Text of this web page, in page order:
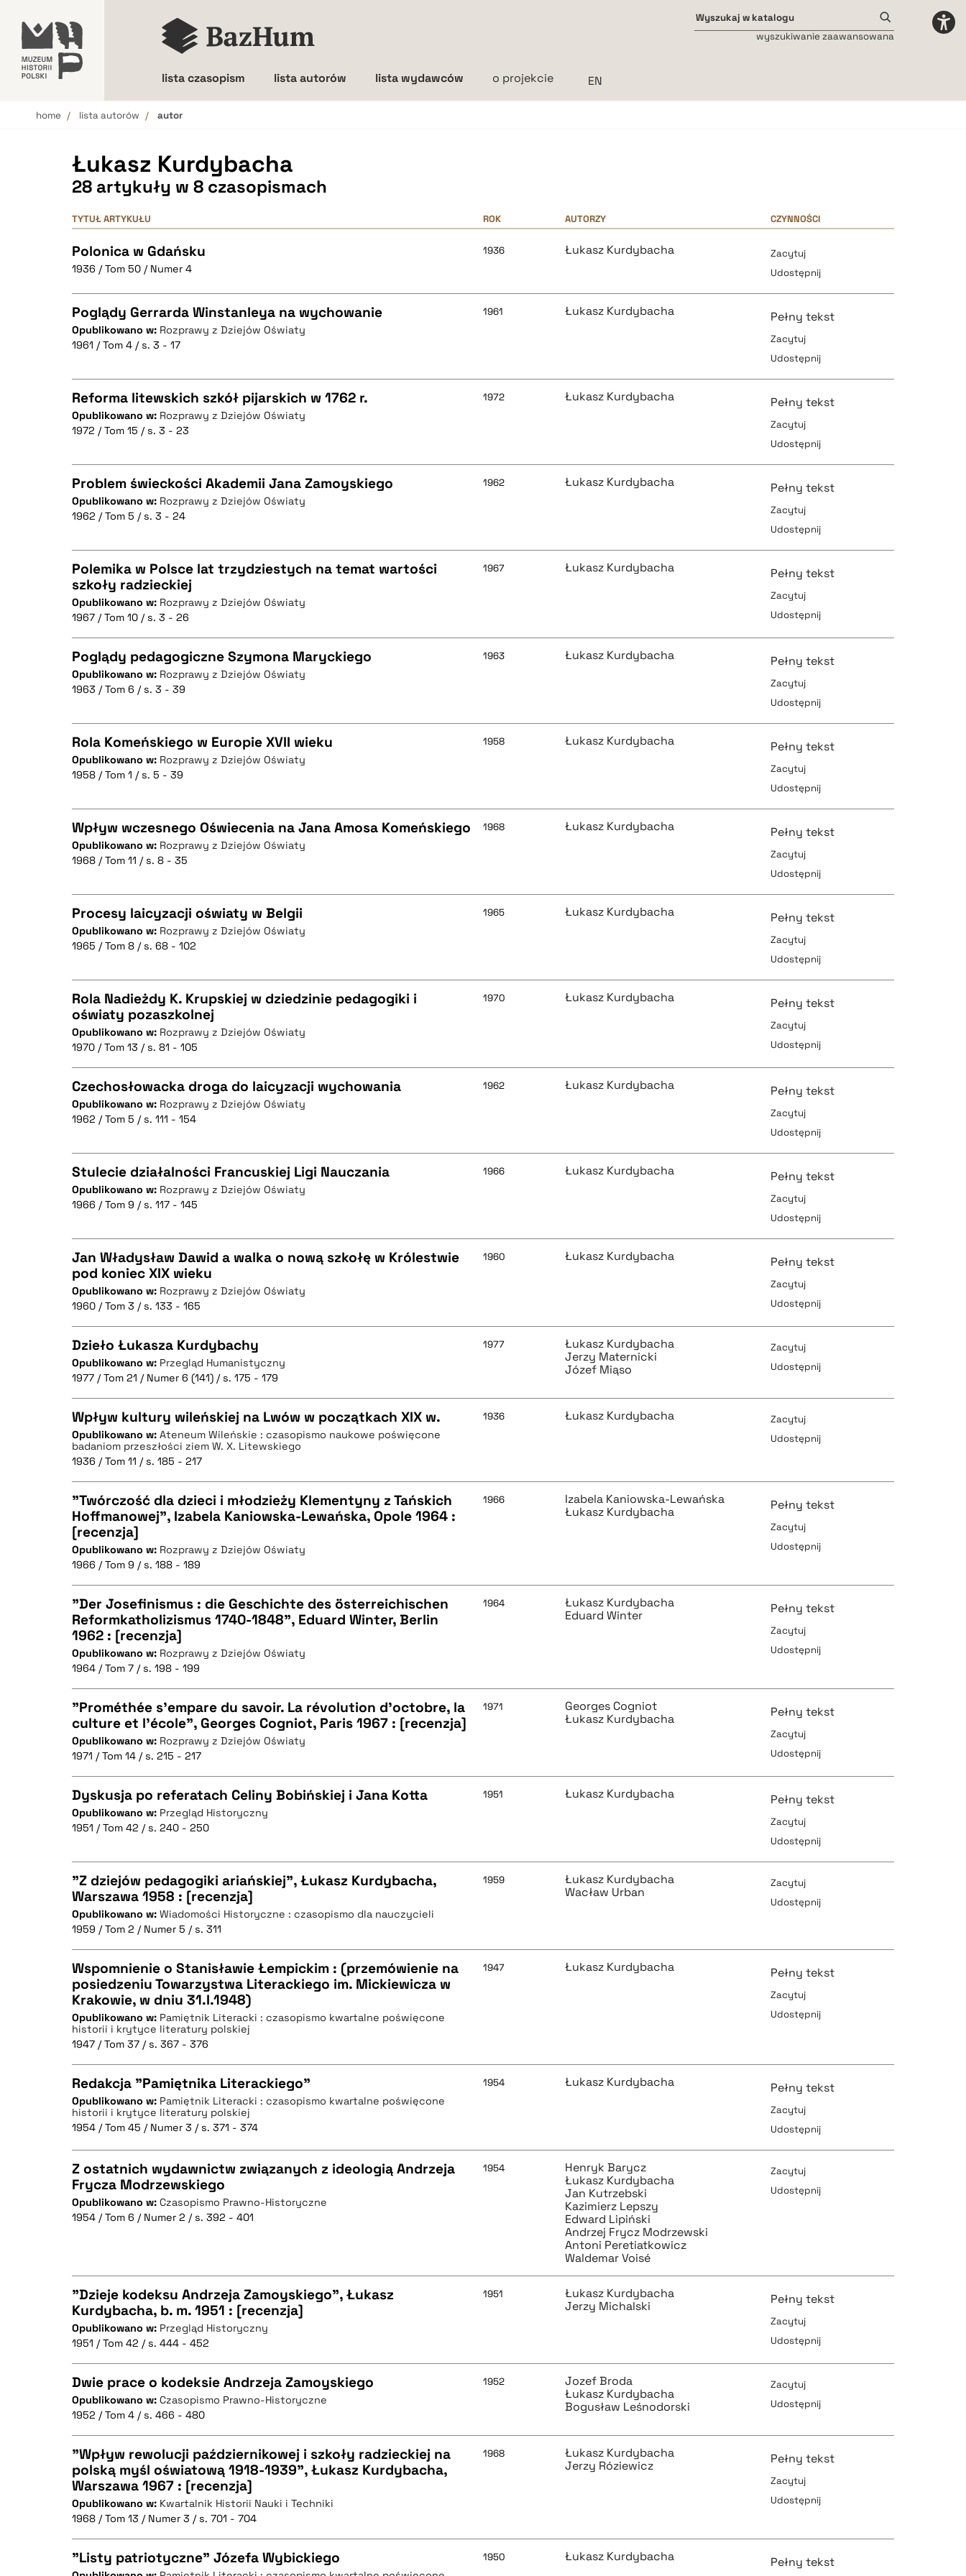
lista czasopism lista autorów lista wydawców o projekcie
wyszukiwanie zaawansowana
home lista autorów autor
Łukasz Kurdybacha
28 artykuły w 8 czasopismach
TYTUŁ ARTYKUŁU ROK AUTORZY CZYNNOŚCI
Polonica w Gdańsku
1936 / Tom 50 / Numer 4
1936 Łukasz Kurdybacha
Zacytuj
Udostępnij
CZYSTY TEKST
pobierz cytat
BIBTEX
Poglądy Gerrarda Winstanleya na wychowanie
Opublikowano w: Rozprawy z Dziejów Oświaty
1961 / Tom 4 / s. 3 - 17
1961 Łukasz Kurdybacha Pełny tekst
Zacytuj
Udostępnij
CZYSTY TEKST
pobierz cytat
BIBTEX
Reforma litewskich szkół pijarskich w 1762 r.
Opublikowano w: Rozprawy z Dziejów Oświaty
1972 / Tom 15 / s. 3 - 23
1972 Łukasz Kurdybacha Pełny tekst
Zacytuj
Udostępnij
CZYSTY TEKST
pobierz cytat
BIBTEX
Problem świeckości Akademii Jana Zamoyskiego
Opublikowano w: Rozprawy z Dziejów Oświaty
1962 / Tom 5 / s. 3 - 24
1962 Łukasz Kurdybacha Pełny tekst
Zacytuj
Udostępnij
CZYSTY TEKST
pobierz cytat
BIBTEX
Polemika w Polsce lat trzydziestych na temat wartości
szkoły radzieckiej
Opublikowano w: Rozprawy z Dziejów Oświaty
1967 / Tom 10 / s. 3 - 26
1967 Łukasz Kurdybacha Pełny tekst
Zacytuj
Udostępnij
CZYSTY TEKST
pobierz cytat
BIBTEX
Poglądy pedagogiczne Szymona Maryckiego
Opublikowano w: Rozprawy z Dziejów Oświaty
1963 / Tom 6 / s. 3 - 39
1963 Łukasz Kurdybacha Pełny tekst
Zacytuj
Udostępnij
CZYSTY TEKST
pobierz cytat
BIBTEX
Rola Komeńskiego w Europie XVII wieku
Opublikowano w: Rozprawy z Dziejów Oświaty
1958 / Tom 1 / s. 5 - 39
1958 Łukasz Kurdybacha Pełny tekst
Zacytuj
Udostępnij
CZYSTY TEKST
pobierz cytat
BIBTEX
Wpływ wczesnego Oświecenia na Jana Amosa Komeńskiego
Opublikowano w: Rozprawy z Dziejów Oświaty
1968 / Tom 11 / s. 8 - 35
1968 Łukasz Kurdybacha Pełny tekst
Zacytuj
Udostępnij
CZYSTY TEKST
pobierz cytat
BIBTEX
Procesy laicyzacji oświaty w Belgii
Opublikowano w: Rozprawy z Dziejów Oświaty
1965 / Tom 8 / s. 68 - 102
1965 Łukasz Kurdybacha Pełny tekst
Zacytuj
Udostępnij
CZYSTY TEKST
pobierz cytat
BIBTEX
Rola Nadieżdy K. Krupskiej w dziedzinie pedagogiki i
oświaty pozaszkolnej
Opublikowano w: Rozprawy z Dziejów Oświaty
1970 / Tom 13 / s. 81 - 105
1970 Łukasz Kurdybacha Pełny tekst
Zacytuj
Udostępnij
CZYSTY TEKST
pobierz cytat
BIBTEX
Czechosłowacka droga do laicyzacji wychowania
Opublikowano w: Rozprawy z Dziejów Oświaty
1962 / Tom 5 / s. 111 - 154
1962 Łukasz Kurdybacha Pełny tekst
Zacytuj
Udostępnij
CZYSTY TEKST
pobierz cytat
BIBTEX
Stulecie działalności Francuskiej Ligi Nauczania
Opublikowano w: Rozprawy z Dziejów Oświaty
1966 / Tom 9 / s. 117 - 145
1966 Łukasz Kurdybacha Pełny tekst
Zacytuj
Udostępnij
CZYSTY TEKST
pobierz cytat
BIBTEX
pobierz cytat
Jan Władysław Dawid a walka o nową szkołę w Królestwie
pod koniec XIX wieku
Opublikowano w: Rozprawy z Dziejów Oświaty
1960 / Tom 3 / s. 133 - 165
1960 Łukasz Kurdybacha Pełny tekst
Zacytuj
Udostępnij
CZYSTY TEKST
pobierz cytat
BIBTEX
Dzieło Łukasza Kurdybachy
Opublikowano w: Przegląd Humanistyczny
1977 / Tom 21 / Numer 6 (141) / s. 175 - 179
1977
Łukasz Kurdybacha
Jerzy Maternicki
Józef Miąso
Zacytuj
Udostępnij
CZYSTY TEKST
pobierz cytat
BIBTEX
Wpływ kultury wileńskiej na Lwów w początkach XIX w.
Opublikowano w: Ateneum Wileńskie : czasopismo naukowe poświęcone
badaniom przeszłości ziem W. X. Litewskiego
1936 / Tom 11 / s. 185 - 217
1936 Łukasz Kurdybacha
Zacytuj
Udostępnij
CZYSTY TEKST
BIBTEX
pobierz cytat
"Twórczość dla dzieci i młodzieży Klementyny z Tańskich
Hoffmanowej", Izabela Kaniowska-Lewańska, Opole 1964 :
[recenzja]
Opublikowano w: Rozprawy z Dziejów Oświaty
1966 / Tom 9 / s. 188 - 189
1966
Izabela Kaniowska-Lewańska
Łukasz Kurdybacha
Pełny tekst
Zacytuj
Udostępnij
CZYSTY TEKST
BIBTEX
pobierz cytat
"Der Josefinismus : die Geschichte des österreichischen
Reformkatholizismus 1740-1848", Eduard Winter, Berlin
1962 : [recenzja]
Opublikowano w: Rozprawy z Dziejów Oświaty
1964 / Tom 7 / s. 198 - 199
1964
Łukasz Kurdybacha
Eduard Winter
Pełny tekst
Zacytuj
Udostępnij
CZYSTY TEKST
pobierz cytat
BIBTEX
"Prométhée s'empare du savoir. La révolution d'octobre, la
culture et l'école", Georges Cogniot, Paris 1967 : [recenzja]
Opublikowano w: Rozprawy z Dziejów Oświaty
1971 / Tom 14 / s. 215 - 217
1971
Georges Cogniot
Łukasz Kurdybacha
Pełny tekst
Zacytuj
Udostępnij
CZYSTY TEKST
pobierz cytat
BIBTEX
Dyskusja po referatach Celiny Bobińskiej i Jana Kotta
Opublikowano w: Przegląd Historyczny
1951 / Tom 42 / s. 240 - 250
1951 Łukasz Kurdybacha Pełny tekst
Zacytuj
Udostępnij
CZYSTY TEKST
pobierz cytat
BIBTEX
"Z dziejów pedagogiki ariańskiej", Łukasz Kurdybacha,
Warszawa 1958 : [recenzja]
Opublikowano w: Wiadomości Historyczne : czasopismo dla nauczycieli
1959 / Tom 2 / Numer 5 / s. 311
1959
Łukasz Kurdybacha
Wacław Urban
Zacytuj
Udostępnij
CZYSTY TEKST
BIBTEX
pobierz cytat
Wspomnienie o Stanisławie Łempickim : (przemówienie na
posiedzeniu Towarzystwa Literackiego im. Mickiewicza w
Krakowie, w dniu 31.I.1948)
Opublikowano w: Pamiętnik Literacki : czasopismo kwartalne poświęcone
historii i krytyce literatury polskiej
1947 / Tom 37 / s. 367 - 376
1947 Łukasz Kurdybacha Pełny tekst
Zacytuj
Udostępnij
CZYSTY TEKST
pobierz cytat
BIBTEX
Redakcja "Pamiętnika Literackiego"
Opublikowano w: Pamiętnik Literacki : czasopismo kwartalne poświęcone
historii i krytyce literatury polskiej
1954 / Tom 45 / Numer 3 / s. 371 - 374
1954 Łukasz Kurdybacha Pełny tekst
Zacytuj
Udostępnij
CZYSTY TEKST
Z ostatnich wydawnictw związanych z ideologią Andrzeja
Frycza Modrzewskiego
Opublikowano w: Czasopismo Prawno-Historyczne
1954 / Tom 6 / Numer 2 / s. 392 - 401
1954
Henryk Barycz
Łukasz Kurdybacha
Jan Kutrzebski
Kazimierz Lepszy
Edward Lipiński
Andrzej Frycz Modrzewski
Antoni Peretiatkowicz
Waldemar Voisé
Zacytuj
Udostępnij
CZYSTY TEKST
pobierz cytat
BIBTEX
pobierz cytat
"Dzieje kodeksu Andrzeja Zamoyskiego", Łukasz
Kurdybacha, b. m. 1951 : [recenzja]
Opublikowano w: Przegląd Historyczny
1951 / Tom 42 / s. 444 - 452
1951
Łukasz Kurdybacha
Jerzy Michalski
Pełny tekst
Zacytuj
Udostępnij
CZYSTY TEKST
BIBTEX
Dwie prace o kodeksie Andrzeja Zamoyskiego
Opublikowano w: Czasopismo Prawno-Historyczne
1952 / Tom 4 / s. 466 - 480
1952
Jozef Broda
Łukasz Kurdybacha
Bogusław Leśnodorski
Zacytuj
Udostępnij
CZYSTY TEKST
BIBTEX
"Wpływ rewolucji październikowej i szkoły radzieckiej na
polską myśl oświatową 1918-1939", Łukasz Kurdybacha,
Warszawa 1967 : [recenzja]
Opublikowano w: Kwartalnik Historii Nauki i Techniki
1968 / Tom 13 / Numer 3 / s. 701 - 704
1968
Łukasz Kurdybacha
Jerzy Róziewicz
Pełny tekst
Zacytuj
Udostępnij
"Listy patriotyczne" Józefa Wybickiego 1950 Łukasz Kurdybacha Pełny tekst